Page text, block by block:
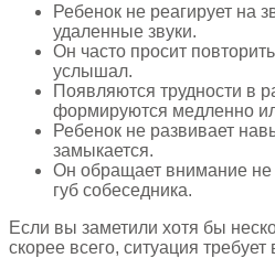
Ребенок не реагирует на
удаленные звуки.
Он часто просит
услышал.
Появляются трудности в
формируются медленно
Ребенок не развивает
замыкается.
Он обращает внимание не
губ собеседника.
Если вы заметили хотя бы
скорее всего, ситуация